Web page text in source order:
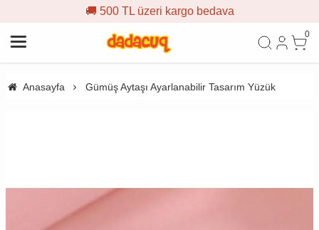
🚚 500 TL üzeri kargo bedava
0
Anasayfa Gümüş Aytaşı Ayarlanabilir Tasarım Yüzük